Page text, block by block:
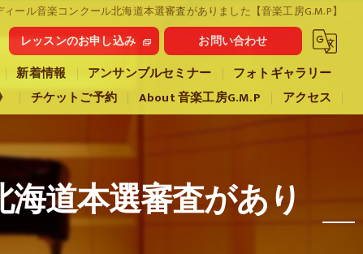
ール音楽コンクール北海道本選審査がありました【音楽工房G.M.P】
レッスンのお申し込み お問い合わせ
新着情報 アンサンブルセミナー
フォトギャラリー
チケットご予約 About 音楽工房G.M.P アクセス
道本選審査があり